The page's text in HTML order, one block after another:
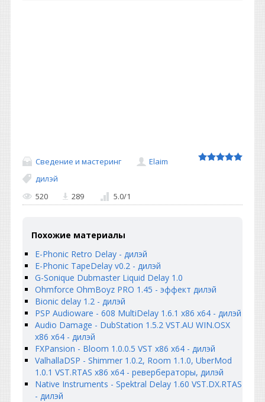
Сведение и мастеринг
Elaim
дилэй
520
289 5.0/1
Похожие материалы
E-Phonic Retro Delay - дилэй
E-Phonic TapeDelay v0.2 - дилэй
G-Sonique Dubmaster Liquid Delay 1.0
Ohmforce OhmBoyz PRO 1.45 - эффект дилэй
Bionic delay 1.2 - дилэй
PSP Audioware - 608 MultiDelay 1.6.1 x86 x64 - дилэй
Audio Damage - DubStation 1.5.2 VST.AU WIN.OSX
x86 x64 - дилэй
FXPansion - Bloom 1.0.0.5 VST x86 x64 - дилэй
ValhallaDSP - Shimmer 1.0.2, Room 1.1.0, UberMod
1.0.1 VST.RTAS x86 x64 - ревербераторы, дилэй
Native Instruments - Spektral Delay 1.60 VST.DX.RTAS
- дилэй